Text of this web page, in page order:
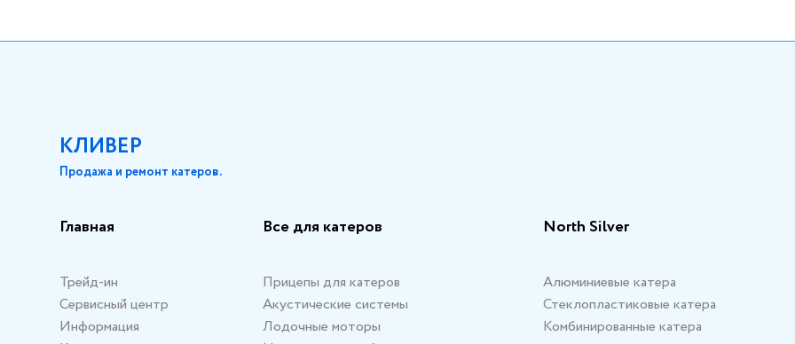
КЛИВЕР
Продажа и ремонт катеров.
Главная
Трейд-ин
Сервисный центр
Информация
Все для катеров
Прицепы для катеров
Акустические системы
Лодочные моторы
North Silver
Алюминиевые катера
Стеклопластиковые катера
Комбинированные катера